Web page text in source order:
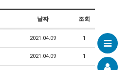
날짜 조회
2021.04.09 1
2021.04.09 1